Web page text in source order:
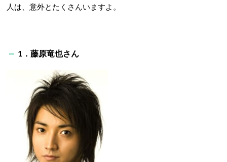
人は、意外とたくさんいますよ。
1．藤原竜也さん